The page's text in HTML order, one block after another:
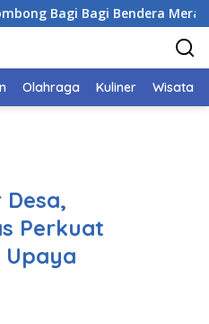
Bagi Bendera Merah
Olahraga Kuliner Wisata
Perkuat
Upaya